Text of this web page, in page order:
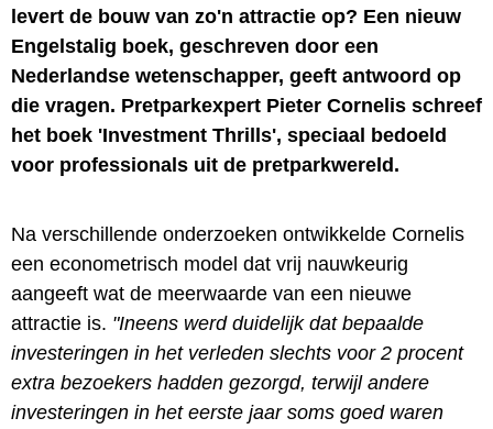
levert de bouw van zo'n attractie op? Een nieuw
Engelstalig boek, geschreven door een
Nederlandse wetenschapper, geeft antwoord op
die vragen. Pretparkexpert Pieter Cornelis schreef
het boek 'Investment Thrills', speciaal bedoeld
voor professionals uit de pretparkwereld.
Na verschillende onderzoeken ontwikkelde Cornelis
een econometrisch model dat vrij nauwkeurig
aangeeft wat de meerwaarde van een nieuwe
attractie is. "Ineens werd duidelijk dat bepaalde
investeringen in het verleden slechts voor 2 procent
extra bezoekers hadden gezorgd, terwijl andere
investeringen in het eerste jaar soms goed waren